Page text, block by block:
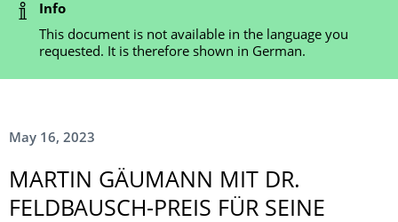
Status Message
Info
This document is not available in the language you
requested. It is therefore shown in German.
May 16, 2023
MARTIN GÄUMANN MIT DR.
FELDBAUSCH-PREIS FÜR SEINE